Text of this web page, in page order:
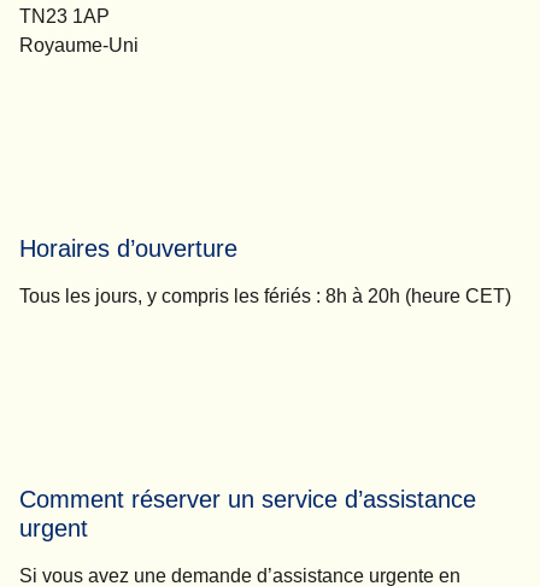
TN23 1AP
Royaume-Uni
Horaires d’ouverture
Tous les jours, y compris les fériés : 8h à 20h (heure CET)
Comment réserver un service d’assistance
urgent
Si vous avez une demande d’assistance urgente en